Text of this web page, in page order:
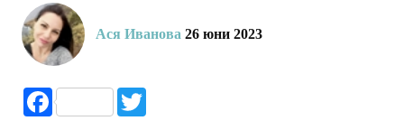
Ася Иванова 26 юни 2023
Facebook